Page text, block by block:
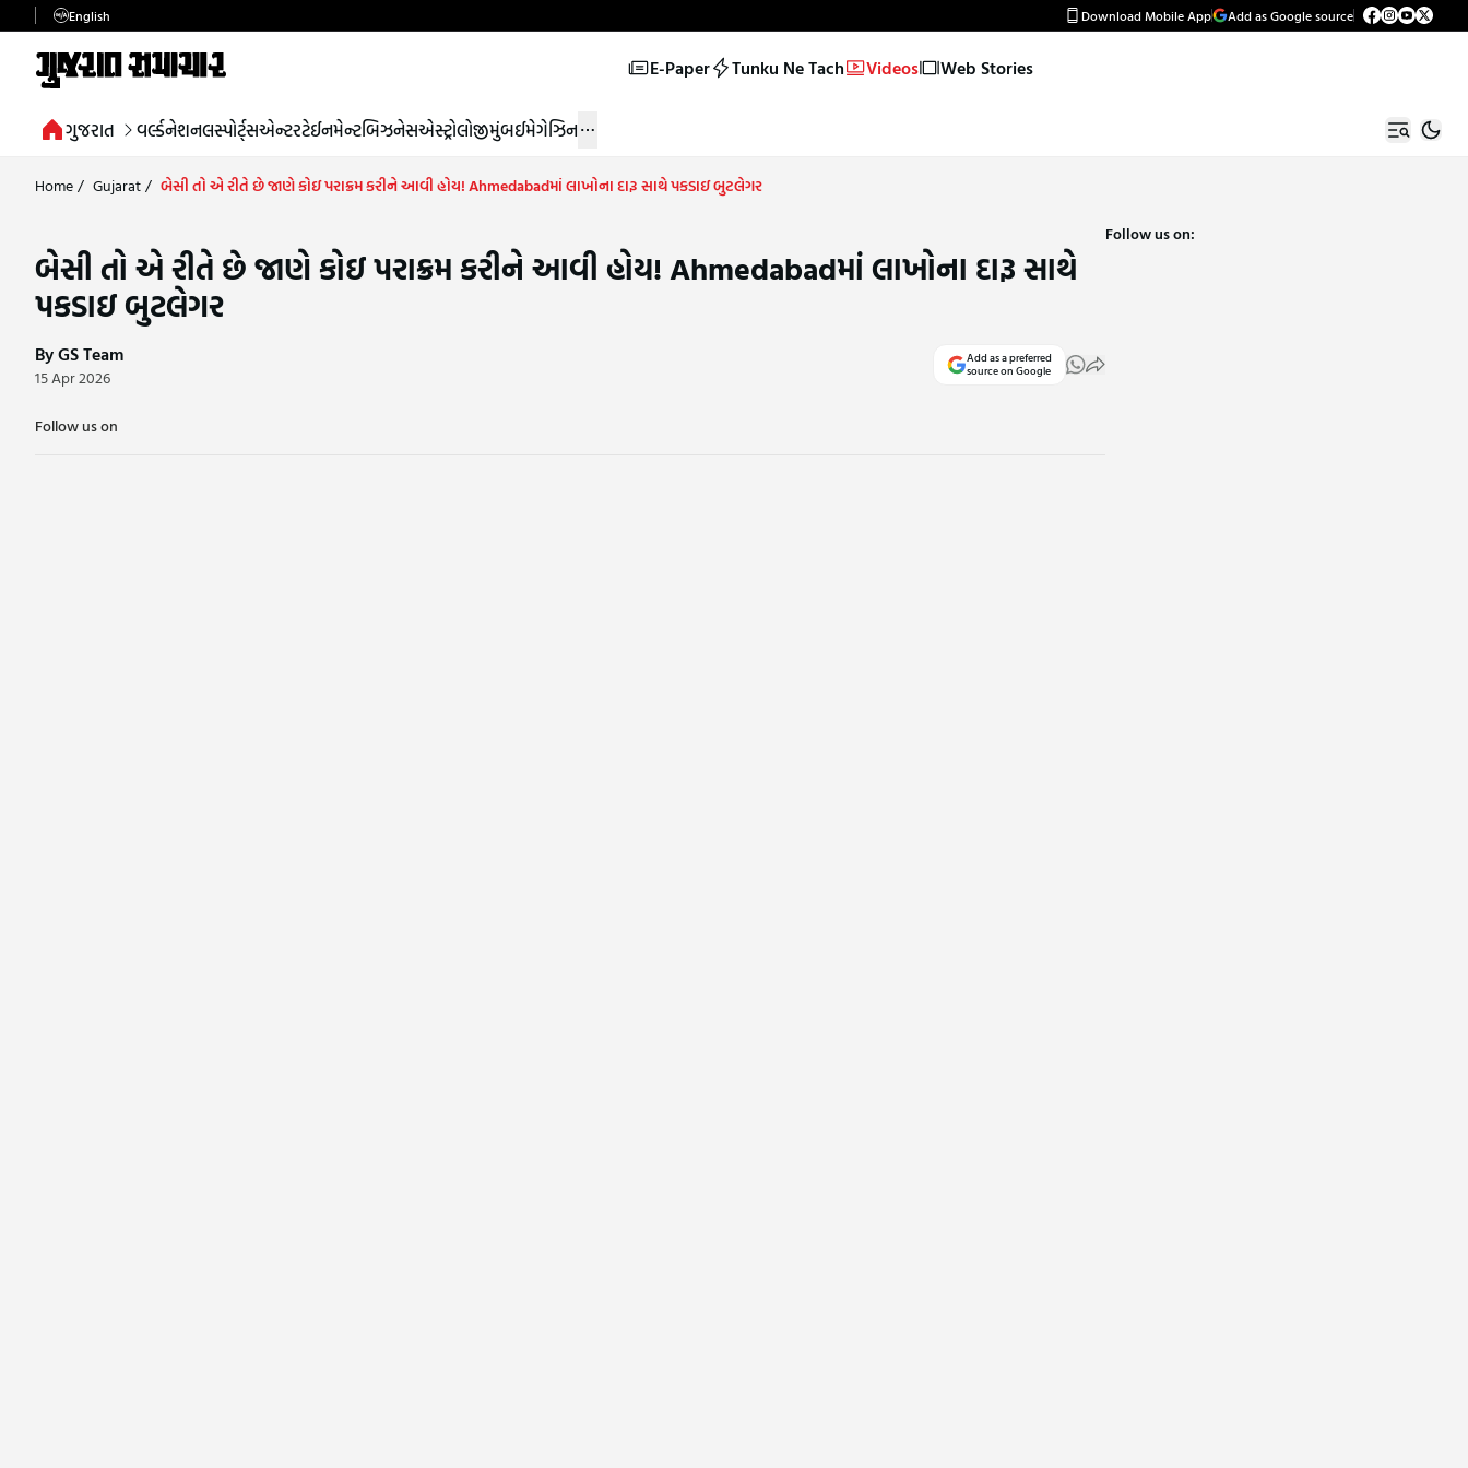
English Download Mobile App Add as Google source
E-Paper Tunku Ne Tach Videos Web Stories
ગુજરાત વર્લ્ડનેશનલસ્પોર્ટ્સએન્ટરટેઈનમેન્ટબિઝનેસએસ્ટ્રોલોજીમુંબઈમેગેઝિન
Home/ Gujarat/ બેસી તો એ રીતે છે જાણે કોઇ પરાક્રમ કરીને આવી હોય! Ahmedabadમાં લાખોના દારૂ સાથે પકડાઇ બુટલેગર
બેસી તો એ રીતે છે જાણે કોઇ પરાક્રમ કરીને આવી હોય! Ahmedabadમાં લાખોના દારૂ સાથે
પકડાઇ બુટલેગર
By GS Team
15 Apr 2026
Add as a preferred
source on Google
Follow us on
Follow us on: